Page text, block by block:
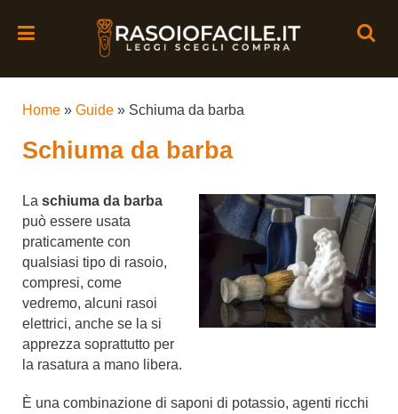
Home » Guide » Schiuma da barba
Schiuma da barba
La schiuma da barba
può essere usata
praticamente con
qualsiasi tipo di rasoio,
compresi, come
vedremo, alcuni rasoi
elettrici, anche se la si
apprezza soprattutto per
la rasatura a mano libera.
È una combinazione di saponi di potassio, agenti ricchi